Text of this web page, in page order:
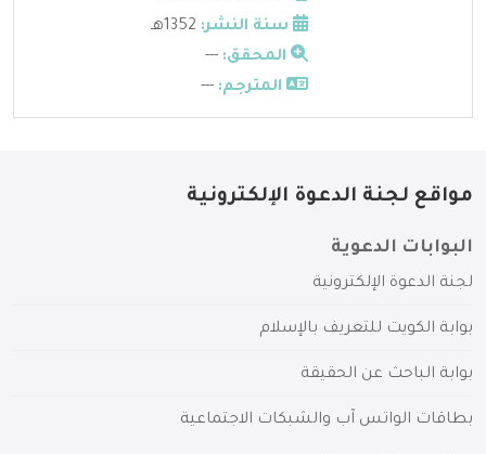
سنة النشر:
المحقق: ---
المترجم: ---
مواقع لجنة الدعوة الإلكترونية
البوابات الدعوية
لجنة الدعوة الإلكترونية
بوابة الكويت للتعريف بالإسلام
بوابة الباحث عن الحقيقة
بطاقات الواتس آب والشبكات الاجتماعية